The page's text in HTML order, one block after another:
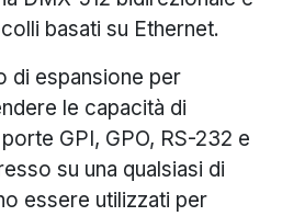
basati su Ethernet.
di espansione per
le capacità di
GPI, GPO, RS-232 e
su una qualsiasi di
essere utilizzati per